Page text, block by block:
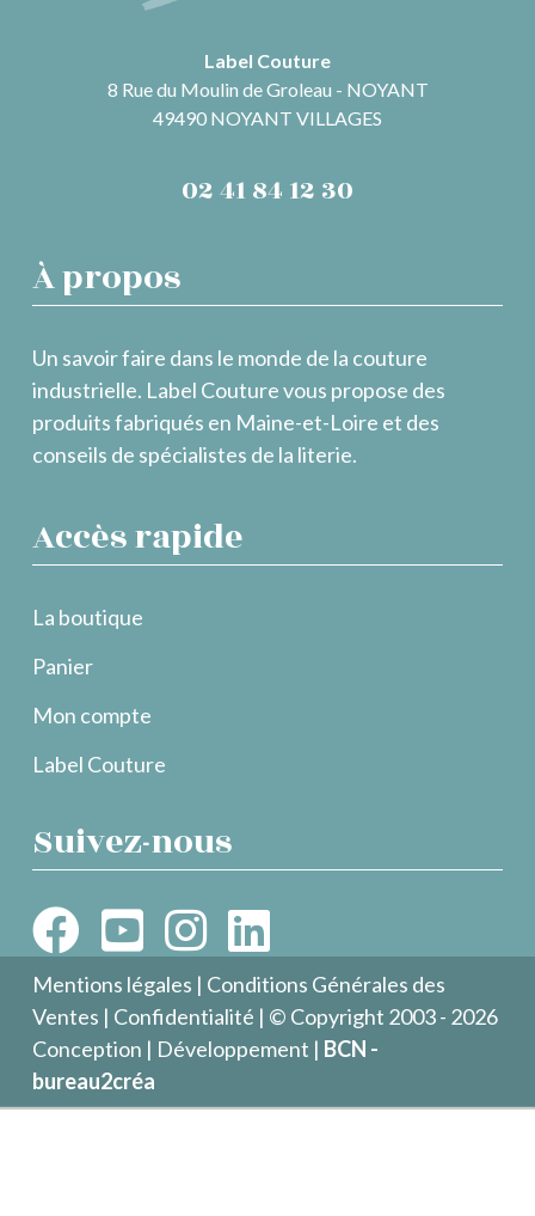
Label Couture
8 Rue du Moulin de Groleau - NOYANT
49490 NOYANT VILLAGES
02 41 84 12 30
À propos
Un savoir faire dans le monde de la couture
industrielle. Label Couture vous propose des
produits fabriqués en Maine-et-Loire et des
conseils de spécialistes de la literie.
Accès rapide
La boutique
Panier
Mon compte
Label Couture
Suivez-nous
Mentions légales | Conditions Générales des
Ventes | Confidentialité | © Copyright 2003 - 2026
Conception | Développement | BCN -
bureau2créa